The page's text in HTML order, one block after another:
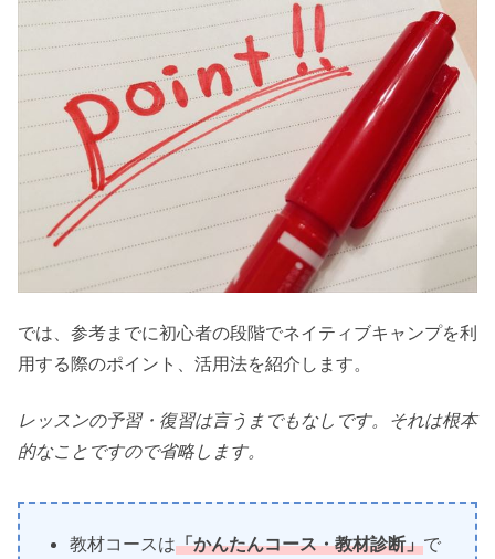
では、参考までに初心者の段階でネイティブキャンプを利
用する際のポイント、活用法を紹介します。
レッスンの予習・復習は言うまでもなしです。それは根本
的なことですので省略します。
教材コースは「かんたんコース・教材診断」で